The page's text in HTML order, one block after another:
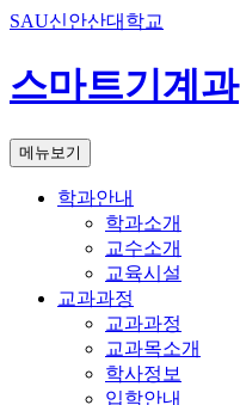
SAU신안산대학교
스마트기계과
메뉴보기
학과안내
학과소개
교수소개
교육시설
교과과정
교과과정
교과목소개
학사정보
입학안내